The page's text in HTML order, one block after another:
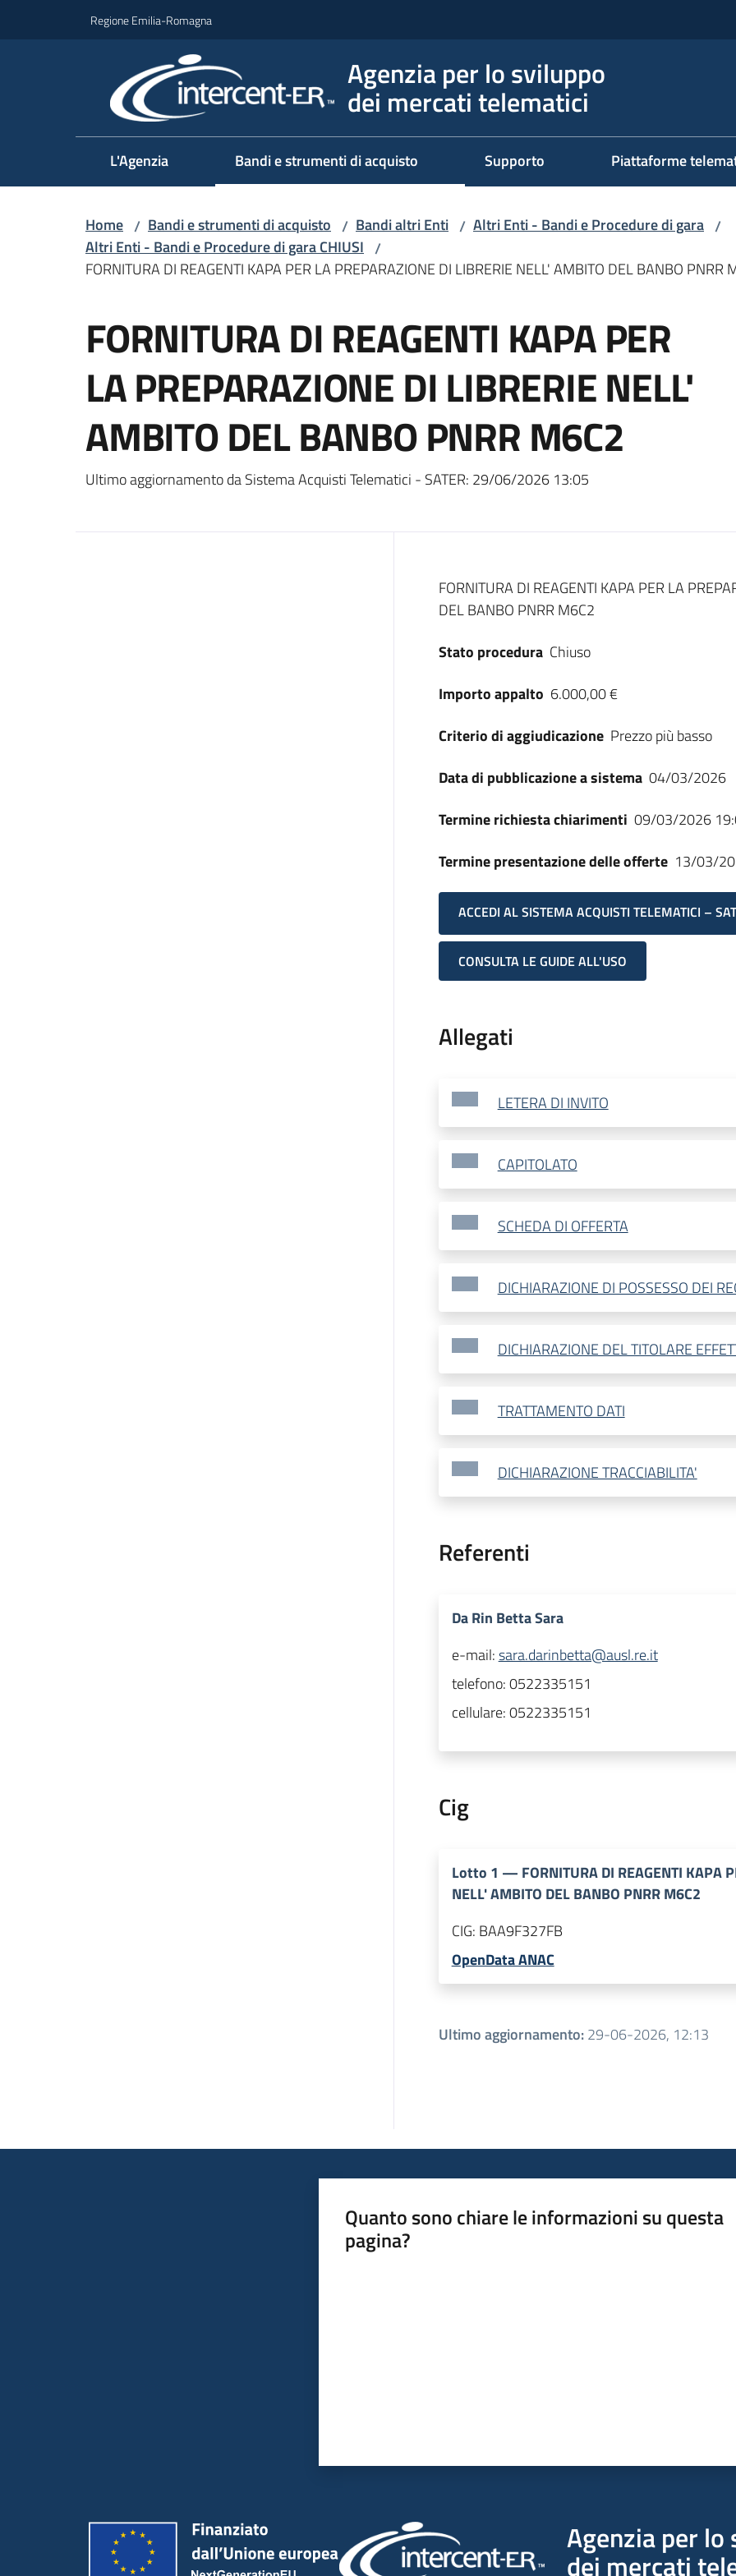
Regione Emilia-Romagna
Agenzia per lo sviluppo
dei mercati telematici
L'Agenzia Bandi e strumenti di acquisto Supporto Piattaforme
Home / Bandi e strumenti di acquisto / Bandi altri Enti / Altri Enti - Bandi e Procedure di gara /
Altri Enti - Bandi e Procedure di gara CHIUSI /
FORNITURA DI REAGENTI KAPA PER LA PREPARAZIONE DI LIBRERIE NELL' AMBITO DEL BANBO PNRR
FORNITURA DI REAGENTI KAPA PER
LA PREPARAZIONE DI LIBRERIE NELL'
AMBITO DEL BANBO PNRR M6C2
Ultimo aggiornamento da Sistema Acquisti Telematici - SATER: 29/06/2026 13:05
Dati del bando
FORNITURA DI REAGENTI KAPA PER LA
DEL BANBO PNRR M6C2
Stato procedura Chiuso
Importo appalto 6.000,00 €
Criterio di aggiudicazione Prezzo più basso
Data di pubblicazione a sistema 04/03/2026
Termine richiesta chiarimenti 09/03/2026
Termine presentazione delle offerte 13/03/
ACCEDI AL SISTEMA ACQUISTI TELEMATICI –
CONSULTA LE GUIDE ALL'USO
Allegati
LETERA DI INVITO
CAPITOLATO
SCHEDA DI OFFERTA
DICHIARAZIONE DI POSSESSO DEI
DICHIARAZIONE DEL TITOLARE
TRATTAMENTO DATI
DICHIARAZIONE TRACCIABILITA'
Referenti
Da Rin Betta Sara
e-mail:sara.darinbetta@ausl.re.it
telefono:0522335151
cellulare:0522335151
Cig
Lotto 1 — FORNITURA DI REAGENTI KAPA
NELL' AMBITO DEL BANBO PNRR M6C2
CIG: BAA9F327FB
OpenData ANAC
Ultimo aggiornamento:29-06-2026, 12:13
Quanto sono chiare le informazioni su questa
pagina?
Agenzia per lo
dei mercati